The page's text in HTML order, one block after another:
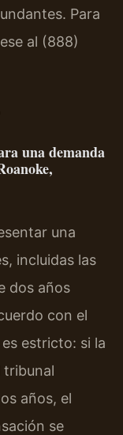
Para
al (888)
una demanda
una
incluidas las
dos años
con el
estricto: si la
tribunal
años, el
se